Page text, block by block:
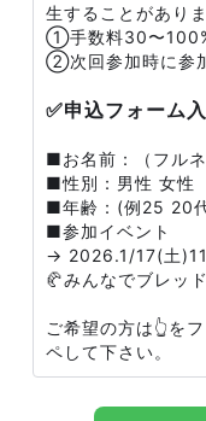
生することがあり
①手数料30〜
②次回参加時に参
✅申込フォーム
■お名前：（フルネ
■性別：男性 女性
■年齢：(例25 20
■参加イベント
→ 2026.1/17(土
🥐みんなでブレッ
ご希望の方は👆を
ペして下さい。